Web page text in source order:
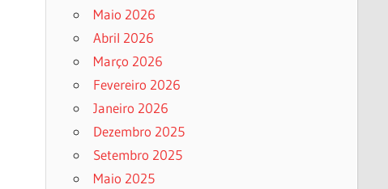
Maio 2026
Abril 2026
Março 2026
Fevereiro 2026
Janeiro 2026
Dezembro 2025
Setembro 2025
Maio 2025